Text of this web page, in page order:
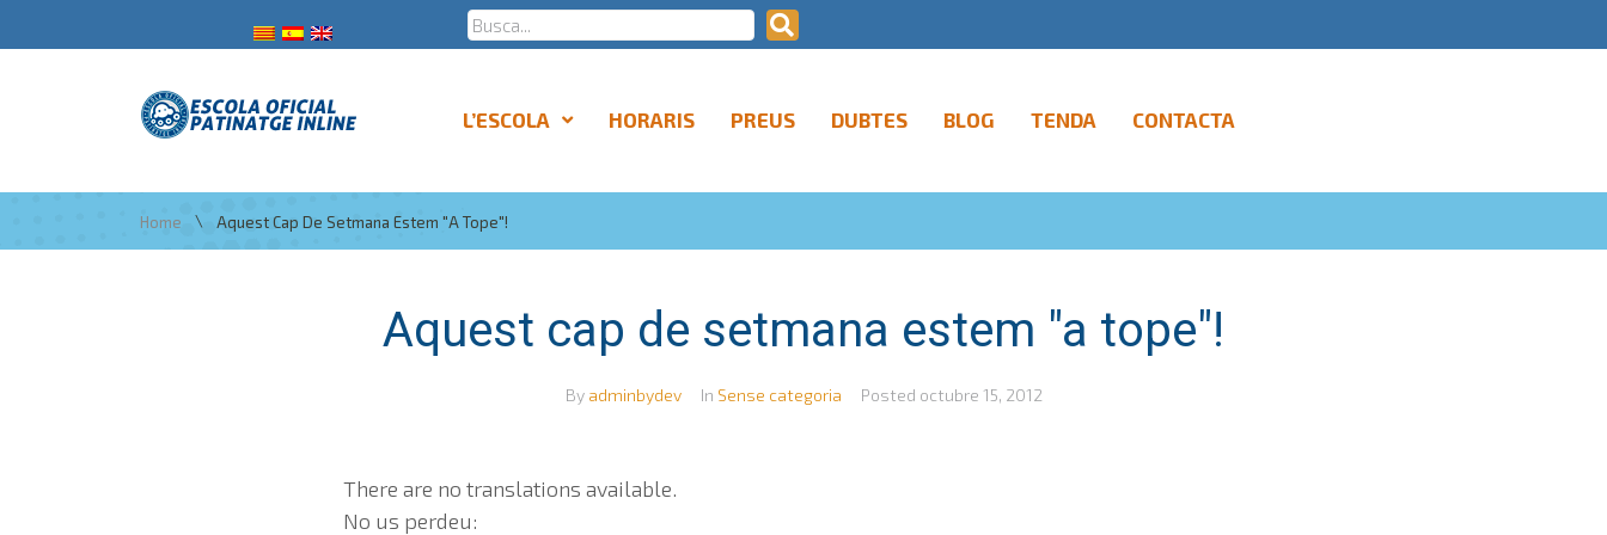
L’ESCOLA HORARIS PREUS DUBTES BLOG TENDA CONTACTA
Home \ Aquest Cap De Setmana Estem "a Tope"!
Aquest cap de setmana estem "a tope"!
By adminbydev In Sense categoria Posted octubre 15, 2012
There are no translations available.
No us perdeu: